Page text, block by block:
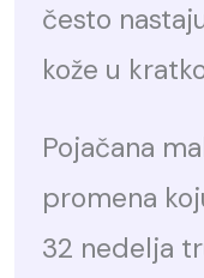
često
kože u
Pojačana
promena
32 nedelja